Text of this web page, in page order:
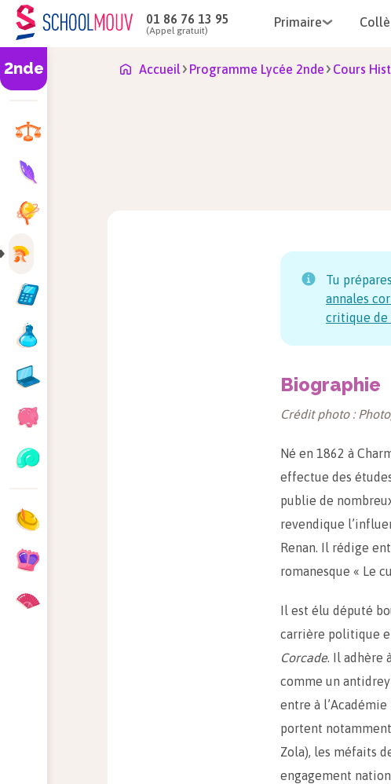
01 86 76 13 95
(Appel gratuit)
Primaire
2nde Accueil Programme Lycée 2nde Cours
Tu
annales
critique de
Biographie
Crédit photo :
Né en 1862 à
effectue des
publie de
revendique
Renan. Il rédige
romanesque « Le
Il est élu député
carrière politique
Corcade. Il adhère
comme un
entre à
portent
Zola), les méfaits
engagement